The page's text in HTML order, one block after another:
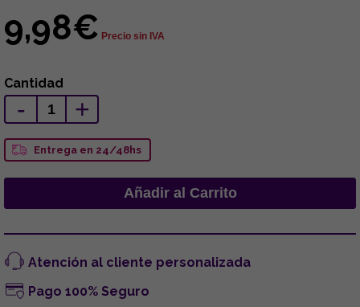
9,98€ Precio sin IVA
Cantidad
- +
Entrega en 24/48hs
Atención al cliente personalizada
Pago 100% Seguro